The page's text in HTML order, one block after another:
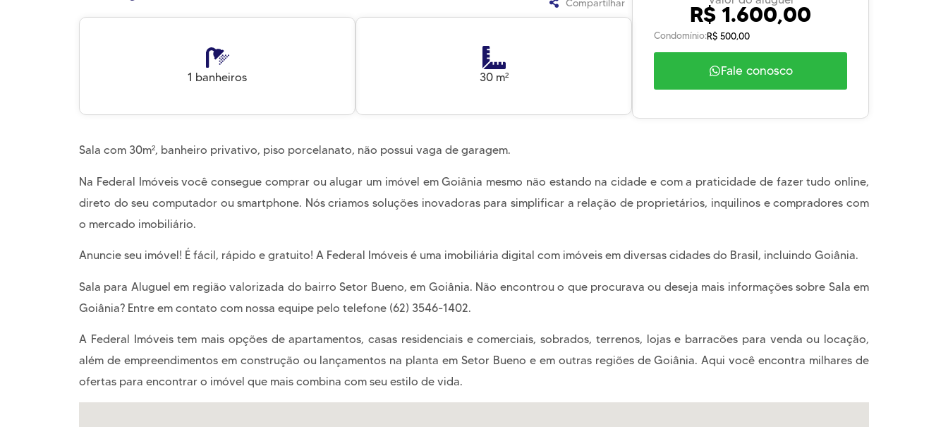
Compartilhar
1 banheiros 30 m²
R$ 1.600,00
Condomínio:R$ 500,00
Fale conosco
Sala com 30m², banheiro privativo, piso porcelanato, não possui vaga de garagem.
Na Federal Imóveis você consegue comprar ou alugar um imóvel em Goiânia mesmo não estando na cidade e com a praticidade de fazer tudo online,
direto do seu computador ou smartphone. Nós criamos soluções inovadoras para simplificar a relação de proprietários, inquilinos e compradores com
o mercado imobiliário.
Anuncie seu imóvel! É fácil, rápido e gratuito! A Federal Imóveis é uma imobiliária digital com imóveis em diversas cidades do Brasil, incluindo Goiânia.
Sala para Aluguel em região valorizada do bairro Setor Bueno, em Goiânia. Não encontrou o que procurava ou deseja mais informações sobre Sala em
Goiânia? Entre em contato com nossa equipe pelo telefone (62) 3546-1402.
A Federal Imóveis tem mais opções de apartamentos, casas residenciais e comerciais, sobrados, terrenos, lojas e barracões para venda ou locação,
além de empreendimentos em construção ou lançamentos na planta em Setor Bueno e em outras regiões de Goiânia. Aqui você encontra milhares de
ofertas para encontrar o imóvel que mais combina com seu estilo de vida.